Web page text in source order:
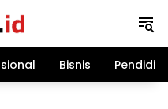
Bisnis